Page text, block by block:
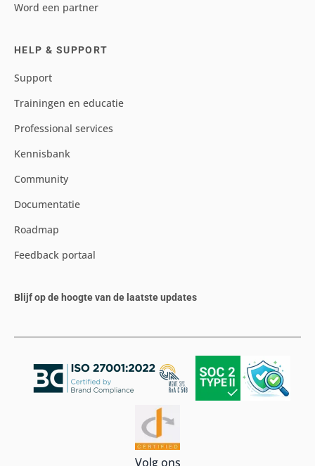
Word een partner
HELP & SUPPORT
Support
Trainingen en educatie
Professional services
Kennisbank
Community
Documentatie
Roadmap
Feedback portaal
Blijf op de hoogte van de laatste updates
Volg ons